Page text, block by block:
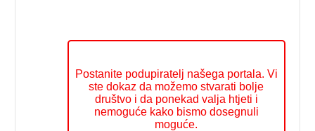
Postanite podupiratelj našega portala. Vi
ste dokaz da možemo stvarati bolje
društvo i da ponekad valja htjeti i
nemoguće kako bismo dosegnuli
moguće.